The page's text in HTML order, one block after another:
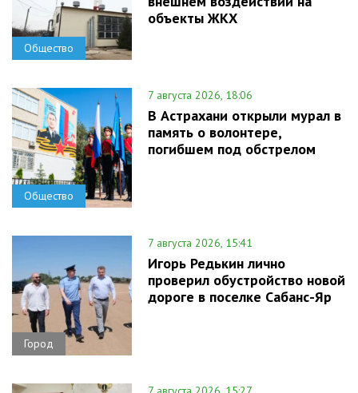
Общество
объекты ЖКХ
Общество
7 августа 2026, 18:06
В Астрахани открыли мурал в
память о волонтере,
погибшем под обстрелом
Город
7 августа 2026, 15:41
Игорь Редькин лично
проверил обустройство новой
дороге в поселке Сабанс-Яр